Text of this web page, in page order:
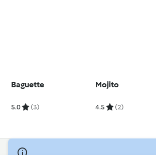
Baguette
5.0 (3)
Mojito
4.5 (2)